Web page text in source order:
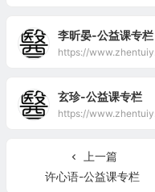
李昕晏-公益课专栏
玄珍-公益课专栏
上一篇
许心语-公益课专栏